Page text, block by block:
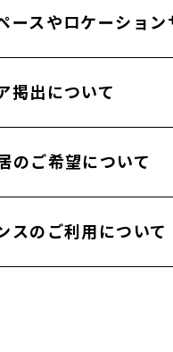
まちびらきPR事務局（
ースやロケーショ
町トラックスエリアマネジ
掲出について
ール東日本企画
のご希望について
BUSINESS TOWER 公式
スのご利用について​